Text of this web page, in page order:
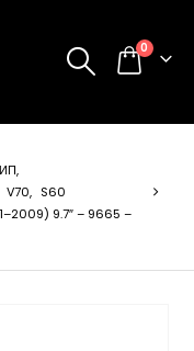
0
,
V70, S60
9.7″ – 9665 –